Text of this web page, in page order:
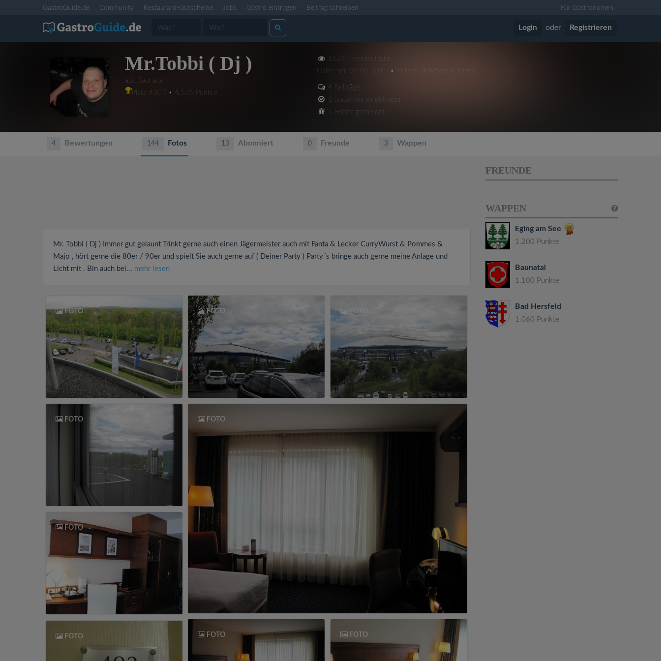
GastroGuide.de Community Restaurant-Gutscheine Jobs Gastro eintragen Beitrag schreiben Für Gastronomen
Login oder Registrieren
Mr.Tobbi ( Dj )
aus Baunatal
Platz #307 • 4,535 Punkte
16261 Profilaufrufe
Dabei seit 02.05.2015 • Zuletzt aktiv: vor 9 Jahren
4 Beiträge
1 Locations eingetragen
5 Fehler gemeldet
4 Bewertungen 144 Fotos 13 Abonniert 0 Freunde 3 Wappen
Mr. Tobbi ( Dj ) Immer gut gelaunt Trinkt gerne auch einen Jägermeister auch mit Fanta & Lecker CurryWurst & Pommes &
Majo , hört gerne die 80er / 90er und spielt Sie auch gerne auf ( Deiner Party ) Party´s bringe auch gerne meine Anlage und
Licht mit . Bin auch bei... mehr lesen
FOTO FOTO FOTO
FOTO FOTO
FOTO
FOTO FOTO
FOTO
FREUNDE
WAPPEN
Eging am See
1.200 Punkte
Baunatal
1.100 Punkte
Bad Hersfeld
1.060 Punkte